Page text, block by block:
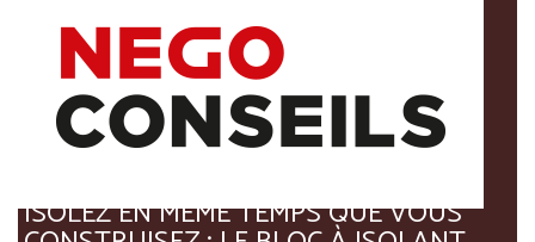
ISOLEZ EN MÊME TEMPS QUE VOUS